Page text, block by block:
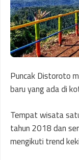
Puncak Distoroto
baru yang ada di
Tempat wisata
tahun 2018 dan
mengikuti trend